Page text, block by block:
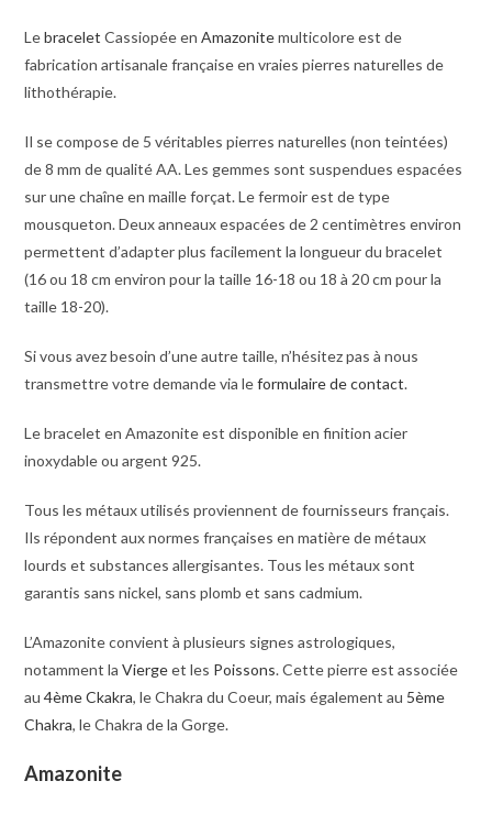
Lebracelet Cassiopée enAmazonitemulticolore est de
fabrication artisanale française en vraies pierres naturelles de
lithothérapie.
Il se compose de 5 véritables pierres naturelles (non teintées)
de 8 mm de qualité AA. Les gemmes sont suspendues espacées
sur une chaîne en maille forçat. Le fermoir est de type
mousqueton. Deux anneaux espacées de 2 centimètres environ
permettent d’adapter plus facilement la longueur du bracelet
(16 ou 18 cm environ pour la taille 16-18 ou 18 à 20 cm pour la
taille 18-20).
Si vous avez besoin d’une autre taille, n’hésitez pas à nous
transmettre votre demande via leformulaire de contact.
Le bracelet en Amazonite est disponible en finition acier
inoxydable ou argent 925.
Tous les métaux utilisés proviennent de fournisseurs français.
Ils répondent aux normes françaises en matière de métaux
lourds et substances allergisantes. Tous les métaux sont
garantis sans nickel, sans plomb et sans cadmium.
L’Amazonite convient à plusieurs signes astrologiques,
notamment laViergeet les Poissons. Cette pierre est associée
au4ème Ckakra, le Chakra du Coeur, mais également au 5ème
Chakra, le Chakra de la Gorge.
Amazonite